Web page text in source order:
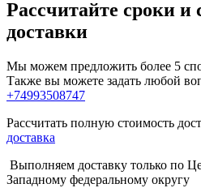
Рассчитайте сроки и
доставки
Мы можем предложить более 5
Также вы можете задать любой
+74993508747
Рассчитать полную стоимость
доставка
Выполняем доставку только по
Западному федеральному округу